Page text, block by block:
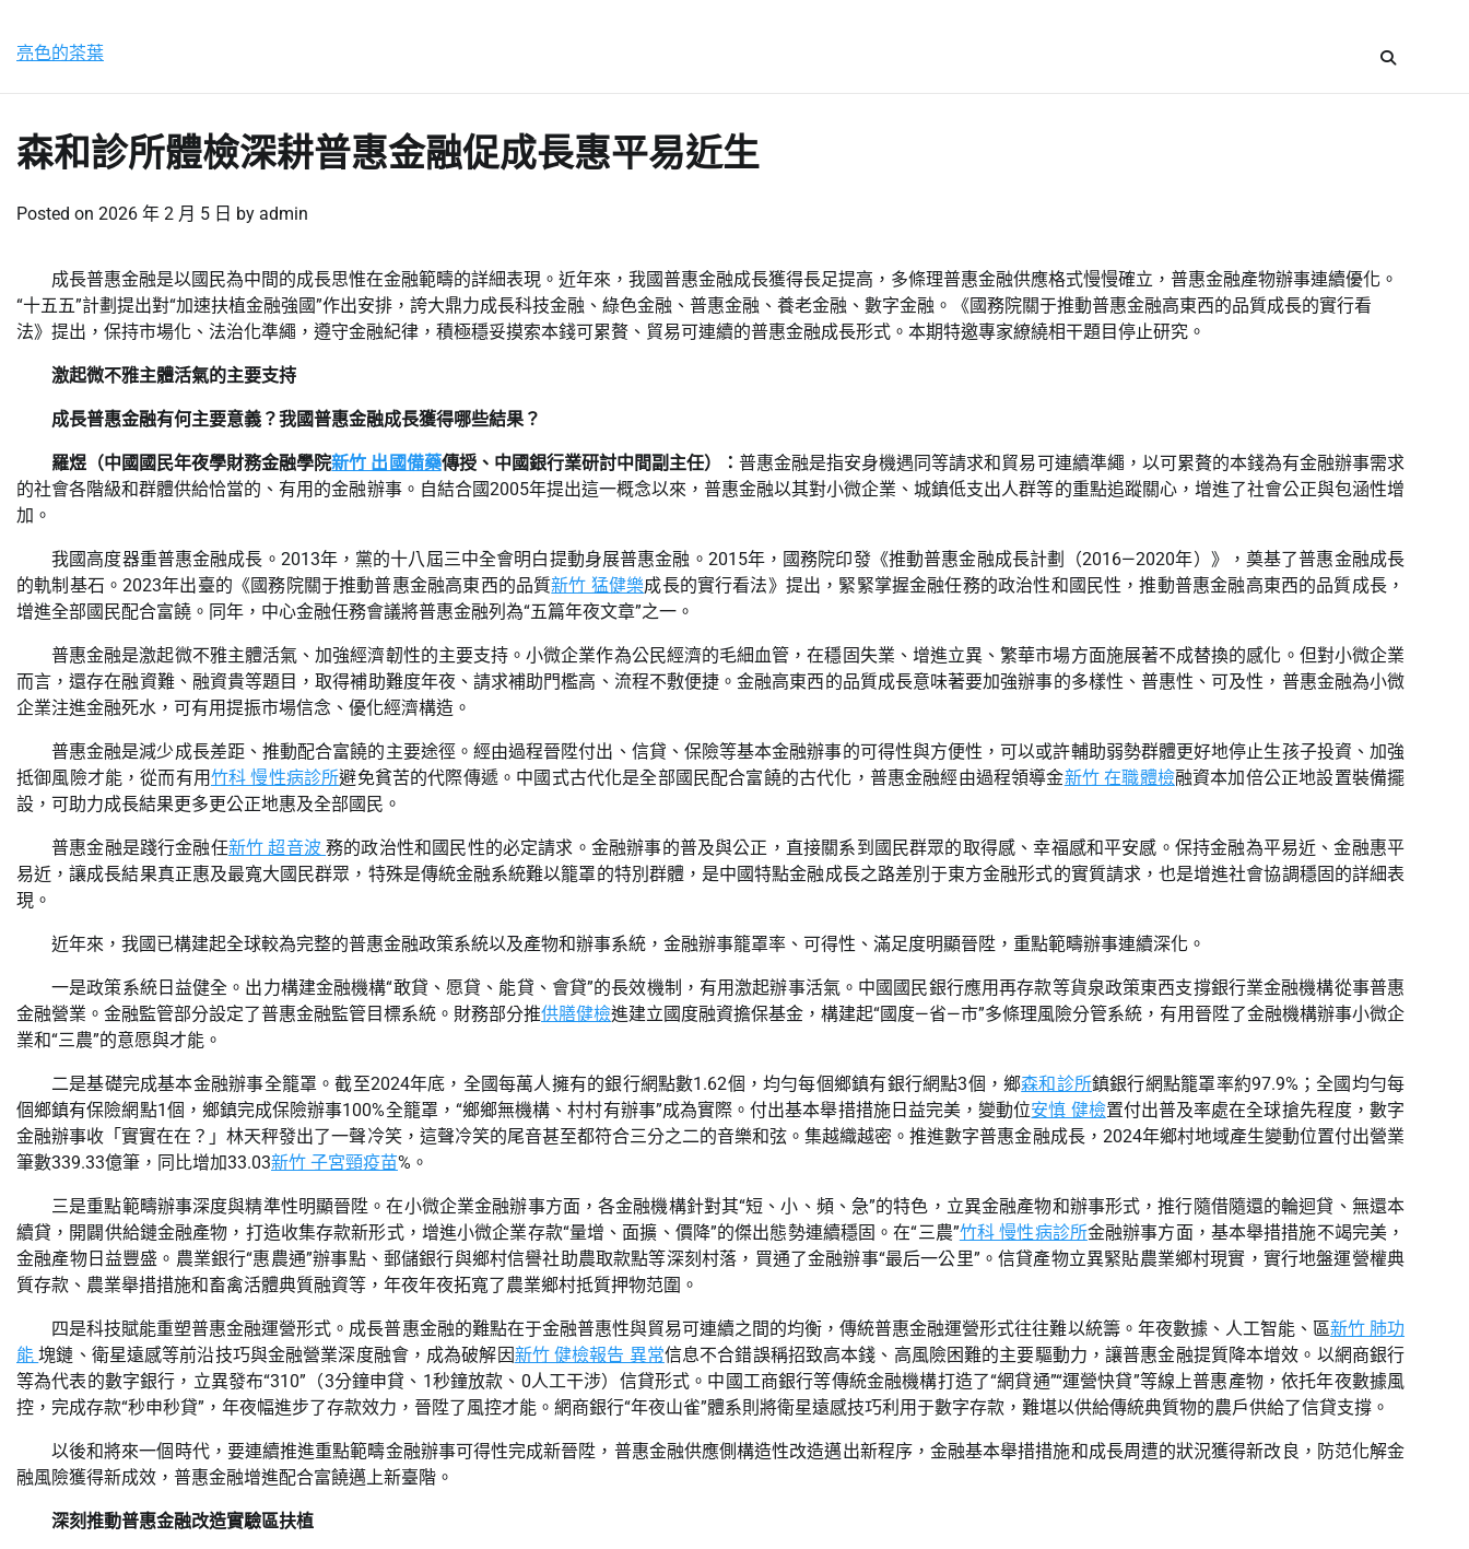
content
亮色的茶葉
森和診所體檢深耕普惠金融促成長惠平易近生
Posted on 2026 年 2 月 5 日 by admin
成長普惠金融是以國民為中間的成長思惟在金融範疇的詳細表現。近年來，我國普惠金融成長獲得長足提高，多條理普惠金融供應格式慢慢確立，普惠金融產物辦事連續優化。
“十五五”計劃提出對“加速扶植金融強國”作出安排，誇大鼎力成長科技金融、綠色金融、普惠金融、養老金融、數字金融。《國務院關于推動普惠金融高東西的品質成長的實行看
法》提出，保持市場化、法治化準繩，遵守金融紀律，積極穩妥摸索本錢可累贅、貿易可連續的普惠金融成長形式。本期特邀專家繚繞相干題目停止研究。
激起微不雅主體活氣的主要支持
成長普惠金融有何主要意義？我國普惠金融成長獲得哪些結果？
羅煜（中國國民年夜學財務金融學院新竹 出國備藥傳授、中國銀行業研討中間副主任）：普惠金融是指安身機遇同等請求和貿易可連續準繩，以可累贅的本錢為有金融辦事需求
的社會各階級和群體供給恰當的、有用的金融辦事。自結合國2005年提出這一概念以來，普惠金融以其對小微企業、城鎮低支出人群等的重點追蹤關心，增進了社會公正與包涵性增
加。
我國高度器重普惠金融成長。2013年，黨的十八屆三中全會明白提動身展普惠金融。2015年，國務院印發《推動普惠金融成長計劃（2016—2020年）》，奠基了普惠金融成長
的軌制基石。2023年出臺的《國務院關于推動普惠金融高東西的品質新竹 猛健樂成長的實行看法》提出，緊緊掌握金融任務的政治性和國民性，推動普惠金融高東西的品質成長，
增進全部國民配合富饒。同年，中心金融任務會議將普惠金融列為“五篇年夜文章”之一。
普惠金融是激起微不雅主體活氣、加強經濟韌性的主要支持。小微企業作為公民經濟的毛細血管，在穩固失業、增進立異、繁華市場方面施展著不成替換的感化。但對小微企業
而言，還存在融資難、融資貴等題目，取得補助難度年夜、請求補助門檻高、流程不敷便捷。金融高東西的品質成長意味著要加強辦事的多樣性、普惠性、可及性，普惠金融為小微
企業注進金融死水，可有用提振市場信念、優化經濟構造。
普惠金融是減少成長差距、推動配合富饒的主要途徑。經由過程晉陞付出、信貸、保險等基本金融辦事的可得性與方便性，可以或許輔助弱勢群體更好地停止生孩子投資、加強
抵御風險才能，從而有用竹科 慢性病診所避免貧苦的代際傳遞。中國式古代化是全部國民配合富饒的古代化，普惠金融經由過程領導金新竹 在職體檢融資本加倍公正地設置裝備擺
設，可助力成長結果更多更公正地惠及全部國民。
普惠金融是踐行金融任新竹 超音波務的政治性和國民性的必定請求。金融辦事的普及與公正，直接關系到國民群眾的取得感、幸福感和平安感。保持金融為平易近、金融惠平
易近，讓成長結果真正惠及最寬大國民群眾，特殊是傳統金融系統難以籠罩的特別群體，是中國特點金融成長之路差別于東方金融形式的實質請求，也是增進社會協調穩固的詳細表
現。
近年來，我國已構建起全球較為完整的普惠金融政策系統以及產物和辦事系統，金融辦事籠罩率、可得性、滿足度明顯晉陞，重點範疇辦事連續深化。
一是政策系統日益健全。出力構建金融機構“敢貸、愿貸、能貸、會貸”的長效機制，有用激起辦事活氣。中國國民銀行應用再存款等貨泉政策東西支撐銀行業金融機構從事普惠
金融營業。金融監管部分設定了普惠金融監管目標系統。財務部分推供膳健檢進建立國度融資擔保基金，構建起“國度—省—市”多條理風險分管系統，有用晉陞了金融機構辦事小微企
業和“三農”的意愿與才能。
二是基礎完成基本金融辦事全籠罩。截至2024年底，全國每萬人擁有的銀行網點數1.62個，均勻每個鄉鎮有銀行網點3個，鄉森和診所鎮銀行網點籠罩率約97.9%；全國均勻每
個鄉鎮有保險網點1個，鄉鎮完成保險辦事100%全籠罩，“鄉鄉無機構、村村有辦事”成為實際。付出基本舉措措施日益完美，變動位安慎 健檢置付出普及率處在全球搶先程度，數字
金融辦事收「實實在在？」林天秤發出了一聲冷笑，這聲冷笑的尾音甚至都符合三分之二的音樂和弦。集越織越密。推進數字普惠金融成長，2024年鄉村地域產生變動位置付出營業
筆數339.33億筆，同比增加33.03新竹 子宮頸疫苗%。
三是重點範疇辦事深度與精準性明顯晉陞。在小微企業金融辦事方面，各金融機構針對其“短、小、頻、急”的特色，立異金融產物和辦事形式，推行隨借隨還的輪迴貸、無還本
續貸，開闢供給鏈金融產物，打造收集存款新形式，增進小微企業存款“量增、面擴、價降”的傑出態勢連續穩固。在“三農”竹科 慢性病診所金融辦事方面，基本舉措措施不竭完美，
金融產物日益豐盛。農業銀行“惠農通”辦事點、郵儲銀行與鄉村信譽社助農取款點等深刻村落，買通了金融辦事“最后一公里”。信貸產物立異緊貼農業鄉村現實，實行地盤運營權典
質存款、農業舉措措施和畜禽活體典質融資等，年夜年夜拓寬了農業鄉村抵質押物范圍。
四是科技賦能重塑普惠金融運營形式。成長普惠金融的難點在于金融普惠性與貿易可連續之間的均衡，傳統普惠金融運營形式往往難以統籌。年夜數據、人工智能、區新竹 肺功
能塊鏈、衛星遠感等前沿技巧與金融營業深度融會，成為破解因新竹 健檢報告 異常信息不合錯誤稱招致高本錢、高風險困難的主要驅動力，讓普惠金融提質降本增效。以網商銀行
等為代表的數字銀行，立異發布“310”（3分鐘申貸、1秒鐘放款、0人工干涉）信貸形式。中國工商銀行等傳統金融機構打造了“網貸通”“運營快貸”等線上普惠產物，依托年夜數據風
控，完成存款“秒申秒貸”，年夜幅進步了存款效力，晉陞了風控才能。網商銀行“年夜山雀”體系則將衛星遠感技巧利用于數字存款，難堪以供給傳統典質物的農戶供給了信貸支撐。
以後和將來一個時代，要連續推進重點範疇金融辦事可得性完成新晉陞，普惠金融供應側構造性改造邁出新程序，金融基本舉措措施和成長周遭的狀況獲得新改良，防范化解金
融風險獲得新成效，普惠金融增進配合富饒邁上新臺階。
深刻推動普惠金融改造實驗區扶植